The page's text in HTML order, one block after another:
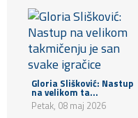
Gloria Slišković: Nastup
na velikom ta...
Petak, 08 maj 2026